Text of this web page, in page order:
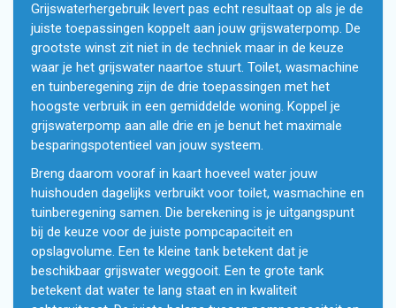
Grijswaterhergebruik levert pas echt resultaat op als je de
juiste toepassingen koppelt aan jouw grijswaterpomp. De
grootste winst zit niet in de techniek maar in de keuze
waar je het grijswater naartoe stuurt. Toilet, wasmachine
en tuinberegening zijn de drie toepassingen met het
hoogste verbruik in een gemiddelde woning. Koppel je
grijswaterpomp aan alle drie en je benut het maximale
besparingspotentieel van jouw systeem.
Breng daarom vooraf in kaart hoeveel water jouw
huishouden dagelijks verbruikt voor toilet, wasmachine en
tuinberegening samen. Die berekening is je uitgangspunt
bij de keuze voor de juiste pompcapaciteit en
opslagvolume. Een te kleine tank betekent dat je
beschikbaar grijswater weggooit. Een te grote tank
betekent dat water te lang staat en in kwaliteit